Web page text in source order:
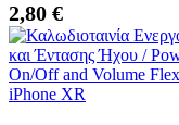
2,80 €